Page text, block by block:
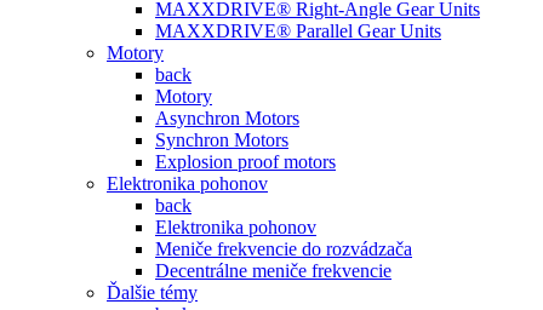
MAXXDRIVE® Right-Angle Gear Units
MAXXDRIVE® Parallel Gear Units
Motory
back
Motory
Asynchron Motors
Synchron Motors
Explosion proof motors
Elektronika pohonov
back
Elektronika pohonov
Meniče frekvencie do rozvádzača
Decentrálne meniče frekvencie
Ďalšie témy